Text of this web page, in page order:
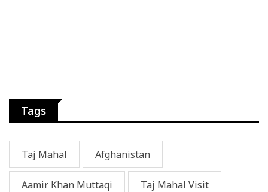
Tags
Taj Mahal Afghanistan
Aamir Khan Muttaqi Taj Mahal Visit